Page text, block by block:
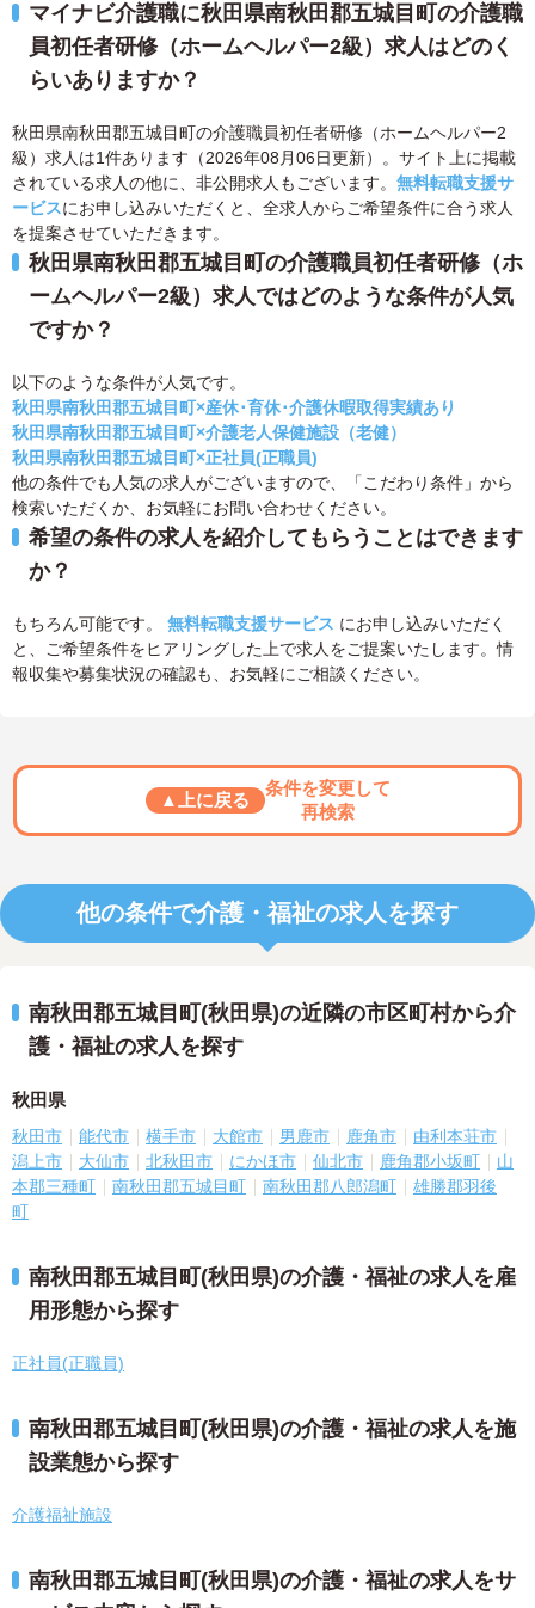
マイナビ介護職に秋田県南秋田郡五城目町の介護職
員初任者研修（ホームヘルパー2級）求人はどのく
らいありますか？
秋田県南秋田郡五城目町の介護職員初任者研修（ホームヘルパー2
級）求人は1件あります（2026年08月06日更新）。サイト上に掲載
されている求人の他に、非公開求人もございます。 無料転職支援サ
ービスにお申し込みいただくと、全求人からご希望条件に合う求人
を提案させていただきます。
秋田県南秋田郡五城目町の介護職員初任者研修（ホ
ームヘルパー2級）求人ではどのような条件が人気
ですか？
以下のような条件が人気です。
秋田県南秋田郡五城目町×産休･育休･介護休暇取得実績あり
秋田県南秋田郡五城目町×介護老人保健施設（老健）
秋田県南秋田郡五城目町×正社員(正職員)
他の条件でも人気の求人がございますので、「こだわり条件」から
検索いただくか、お気軽にお問い合わせください。
希望の条件の求人を紹介してもらうことはできます
か？
もちろん可能です。 無料転職支援サービス にお申し込みいただく
と、ご希望条件をヒアリングした上で求人をご提案いたします。情
報収集や募集状況の確認も、お気軽にご相談ください。
▲上に戻る
条件を変更して
再検索
他の条件で介護・福祉の求人を探す
南秋田郡五城目町(秋田県)の近隣の市区町村から介
護・福祉の求人を探す
秋田県
秋田市 能代市 横手市 大館市 男鹿市 鹿角市
由利本荘市
潟上市
大仙市 北秋田市 にかほ市 仙北市 鹿角郡小坂町
山
本郡三種町
南秋田郡五城目町 南秋田郡八郎潟町
雄勝郡羽後
町
南秋田郡五城目町(秋田県)の介護・福祉の求人を雇
用形態から探す
正社員(正職員)
南秋田郡五城目町(秋田県)の介護・福祉の求人を施
設業態から探す
介護福祉施設
南秋田郡五城目町(秋田県)の介護・福祉の求人をサ